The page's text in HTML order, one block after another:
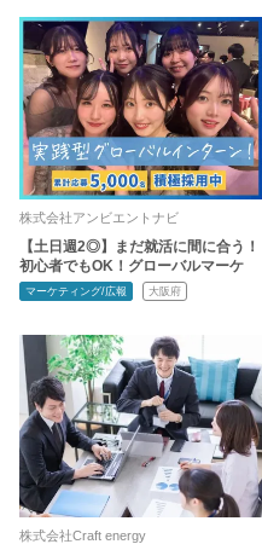
株式会社アンビエントナビ
【土日週2◎】まだ就活に間に合う！
初心者でもOK！グローバルマーケ
マーケティング/広報 大阪府
株式会社Craft energy